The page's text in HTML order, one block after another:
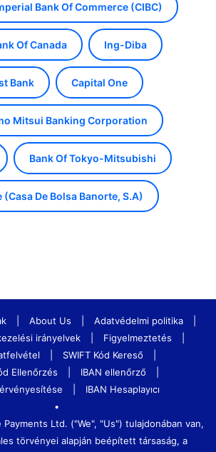
Bank Of Commerce (CIBC)
Of Canada Ing-Diba
Bank Capital One
Mitsui Banking Corporation
Bank Of Tokyo-Mitsubishi
(Casa De Bolsa Banorte, S.A)
About Us Adatvédelmi politika
irányelvek
Figyelmeztetés
SWIFT Kód Kereső
Ellenőrzés
IBAN ellenőrző
IBAN Hesaplayıcı
•
Payments Ltd. ("We", "Us") tulajdonában van,
törvényei alapján beépített társaság, a